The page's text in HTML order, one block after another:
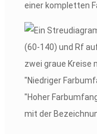
einer kompletten